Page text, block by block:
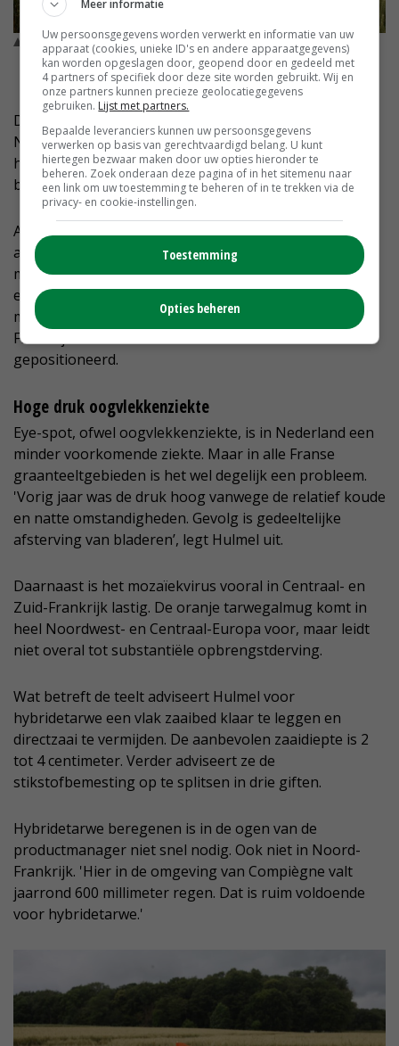
Audrey Hulmel is productmanager hybridetarwe bij Saaten-
Union. © Job Hiddink
De nieuwe hybridetarwerassen die geschikt zijn voor
Nederland, SU Hyacinth, SU Hyreal en SU Hyntact,
hebben alle drie goede resistenties tegen gele- en
bruine roest, septoria, aarfusarium en meeldauw.
Alleen SU Hyreal beschikt niet over een
aarfusariumresistentie, maar wel over een dubbele
mozaïekvirusresistentie en oranje tarwegalmug- en
eye-spotresistentie. Overigens betreffen het alle drie
maaltarwerassen, al wordt SU Hyacinth in België en
Frankrijk ook als tarwe met bakkwaliteit
gepositioneerd.
Hoge druk oogvlekkenziekte
Eye-spot, ofwel oogvlekkenziekte, is in Nederland een
minder voorkomende ziekte. Maar in alle Franse
graanteeltgebieden is het wel degelijk een probleem.
'Vorig jaar was de druk hoog vanwege de relatief koude
en natte omstandigheden. Gevolg is gedeeltelijke
afsterving van bladeren’, legt Hulmel uit.
Daarnaast is het mozaïekvirus vooral in Centraal- en
Zuid-Frankrijk lastig. De oranje tarwegalmug komt in
heel Noordwest- en Centraal-Europa voor, maar leidt
niet overal tot substantiële opbrengstderving.
Wat betreft de teelt adviseert Hulmel voor
hybridetarwe een vlak zaaibed klaar te leggen en
directzaai te vermijden. De aanbevolen zaaidiepte is 2
tot 4 centimeter. Verder adviseert ze de
stikstofbemesting op te splitsen in drie giften.
Hybridetarwe beregenen is in de ogen van de
productmanager niet snel nodig. Ook niet in Noord-
Frankrijk. 'Hier in de omgeving van Compiègne valt
jaarrond 600 millimeter regen. Dat is ruim voldoende
voor hybridetarwe.'
Meer informatie
Uw persoonsgegevens worden verwerkt en informatie van uw
apparaat (cookies, unieke ID's en andere apparaatgegevens)
kan worden opgeslagen door, geopend door en gedeeld met
4 partners of specifiek door deze site worden gebruikt. Wij en
onze partners kunnen precieze geolocatiegegevens
gebruiken. Lijst met partners.
Bepaalde leveranciers kunnen uw persoonsgegevens
verwerken op basis van gerechtvaardigd belang. U kunt
hiertegen bezwaar maken door uw opties hieronder te
beheren. Zoek onderaan deze pagina of in het sitemenu naar
een link om uw toestemming te beheren of in te trekken via de
privacy- en cookie-instellingen.
Toestemming
Opties beheren